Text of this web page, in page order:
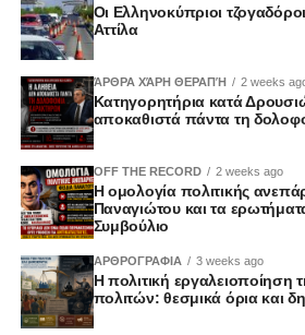
Οι Ελληνοκύπριοι
Αττίλα
ΆΡΘΡΑ ΧΆΡΗ ΘΕΡΑΠΉ 2 weeks
Κατηγορητήρια κατά
αποκαθιστά πάντα τη
OFF THE RECORD 2 weeks ago
Η ομολογία πολιτικής
Παναγιώτου και τα
Συμβούλιο
ΑΡΘΡΟΓΡΑΦΙΑ 3 weeks ago
Η πολιτική εργαλειοποίηση
πολιτών: θεσμικά όρια και